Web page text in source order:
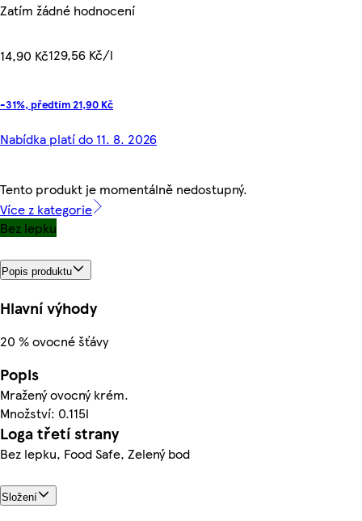
Zatím žádné hodnocení
14,90 Kč129,56 Kč/l
-31%, předtím 21,90 Kč
Nabídka platí do 11. 8. 2026
Tento produkt je momentálně nedostupný.
Více z kategorie
Bez lepku
Popis produktu
Hlavní výhody
20 % ovocné šťávy
Popis
Mražený ovocný krém.
Množství: 0.115l
Loga třetí strany
Bez lepku, Food Safe, Zelený bod
Složení